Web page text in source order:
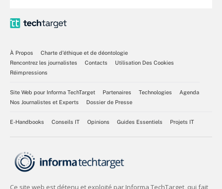
À Propos
Charte d’éthique et de déontologie
Rencontrez les journalistes
Contacts
Utilisation Des Cookies
Réimpressions
Site Web pour Informa TechTarget Partenaires Technologies
Agenda
Nos Journalistes et Experts
Dossier de Presse
E-Handbooks Conseils IT Opinions Guides Essentiels Projets IT